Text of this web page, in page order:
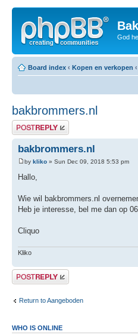
God
Board index ‹ Kopen en verkopen ‹
bakbrommers.nl
Post a reply
bakbrommers.nl
by kliko » Sun Dec 09, 2018 5:53 pm
Hallo,
Wie wil bakbrommers.nl
Heb je interesse, bel me dan op
Cliquo
Kliko
Post a reply
Return to Aangeboden
WHO IS ONLINE